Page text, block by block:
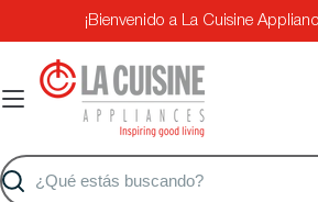
al
contenido
¡Bienvenido a La Cuisine
Buscar